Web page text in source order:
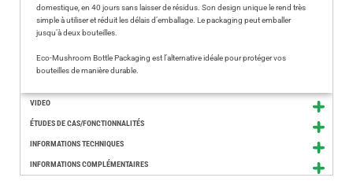
domestique, en 40 jours sans laisser de résidus. Son design unique le rend très
simple à utiliser et réduit les délais d’emballage. Le packaging peut emballer
jusqu’à deux bouteilles.
Eco-Mushroom Bottle Packaging est l’alternative idéale pour protéger vos
bouteilles de manière durable.
VIDEO
ÉTUDES DE CAS/FONCTIONNALITÉS
INFORMATIONS TECHNIQUES
INFORMATIONS COMPLÉMENTAIRES